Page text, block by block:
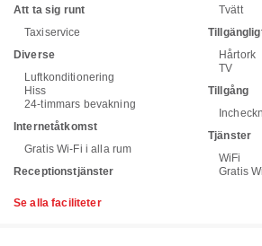
Att ta sig runt
Taxiservice
Diverse
Luftkonditionering
Hiss
24-timmars bevakning
Internetåtkomst
Gratis Wi-Fi i alla rum
Receptionstjänster
Tvätt
Hårtork
TV
Tillgång
Tjänster
WiFi
Gratis
Se alla faciliteter